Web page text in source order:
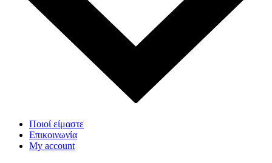
Ποιοί είμαστε
Επικοινωνία
My account